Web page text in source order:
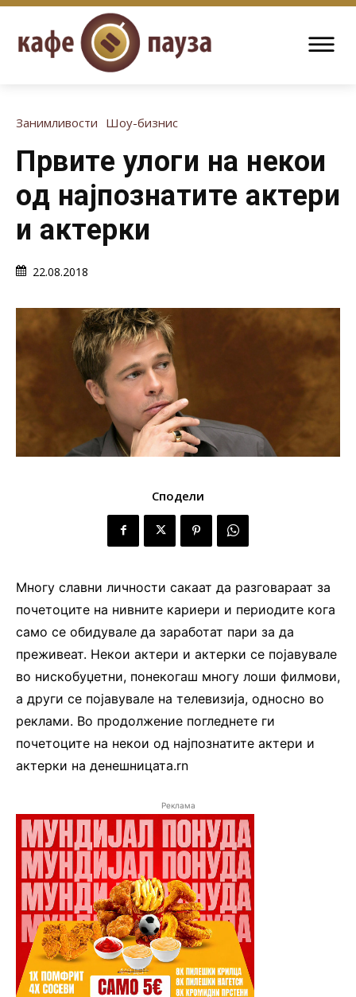
Занимливости Шоу-бизнис
Првите улоги на некои
од најпознатите актери
и актерки
22.08.2018
Сподели
Многу славни личности сакаат да разговараат за
почетоците на нивните кариери и периодите кога
само се обидувале да заработат пари за да
преживеат. Некои актери и актерки се појавувале
во нискобуџетни, понекогаш многу лоши филмови,
а други се појавувале на телевизија, односно во
реклами. Во продолжение погледнете ги
почетоците на некои од најпознатите актери и
актерки на денешницата.rn
Реклама